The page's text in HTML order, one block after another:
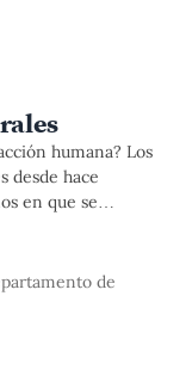
humana? Los
desde hace
en que se
las
la actualidad, los
las primeras
de